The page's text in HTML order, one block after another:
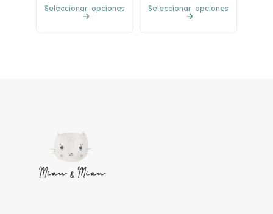
Seleccionar opciones Seleccionar opciones